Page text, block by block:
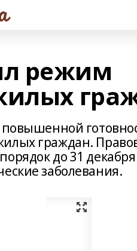
режим
граждан.
до 31 декабря
заболевания.